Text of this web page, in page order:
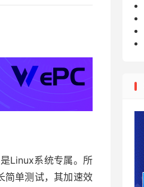
Linux系统专属。所
简单测试，其加速效